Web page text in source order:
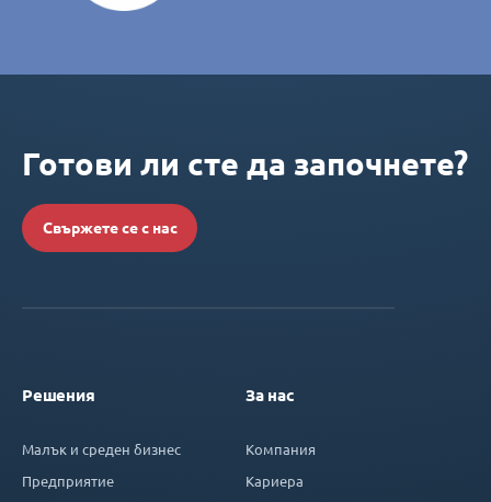
Готови ли сте да започнете?
Свържете се с нас
Решения
Малък и среден бизнес
Предприятие
За нас
Компания
Кариера